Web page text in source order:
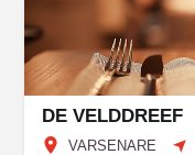
DE VELDDREEF
VARSENARE